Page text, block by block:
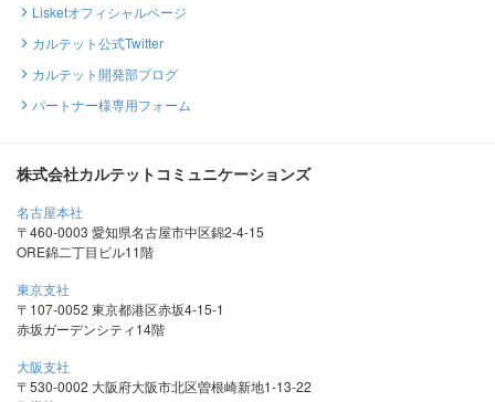
Lisketオフィシャルページ
カルテット公式Twitter
カルテット開発部ブログ
パートナー様専用フォーム
株式会社カルテットコミュニケーションズ
名古屋本社
〒460-0003 愛知県名古屋市中区錦2-4-15
ORE錦二丁目ビル11階
東京支社
〒107-0052 東京都港区赤坂4-15-1
赤坂ガーデンシティ14階
大阪支社
〒530-0002 大阪府大阪市北区曽根崎新地1-13-22